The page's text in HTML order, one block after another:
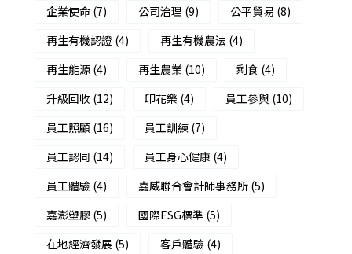
企業使命 (7) 公司治理 (9) 公平貿易 (8)
再生有機認證 (4) 再生有機農法 (4)
再生能源 (4) 再生農業 (10) 剩食 (4)
升級回收 (12) 印花樂 (4) 員工參與 (10)
員工照顧 (16) 員工訓練 (7)
員工認同 (14) 員工身心健康 (4)
員工體驗 (4) 嘉威聯合會計師事務所 (5)
嘉澎塑膠 (5) 國際ESG標準 (5)
在地經濟發展 (5) 客戶體驗 (4)